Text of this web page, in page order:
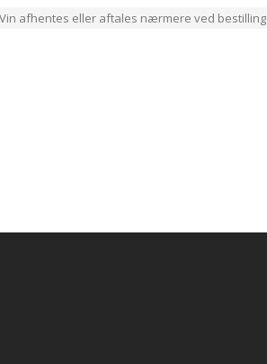
afhentes eller aftales nærmere ved bestilling